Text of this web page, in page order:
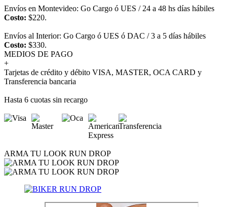
Envíos en Montevideo: Go Cargo ó UES / 24 a 48 hs días hábiles
Costo: $220.
Envíos al Interior: Go Cargo ó UES ó DAC / 3 a 5 días hábiles
Costo: $330.
MEDIOS DE PAGO
+
Tarjetas de crédito y débito VISA, MASTER, OCA CARD y
Transferencia bancaria
Hasta 6 cuotas sin recargo
ARMA TU LOOK RUN DROP